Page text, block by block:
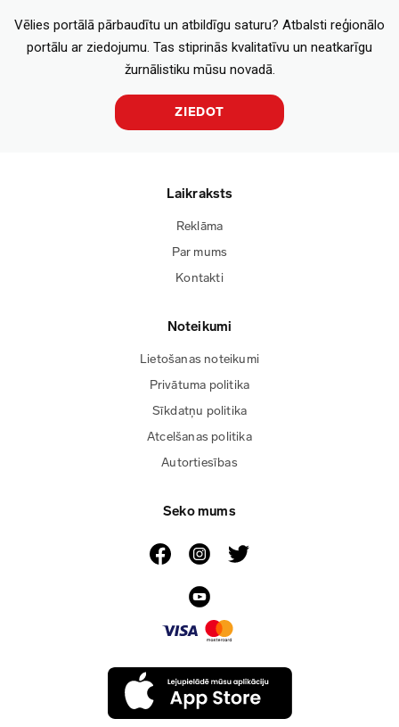
Vēlies portālā pārbaudītu un atbildīgu saturu? Atbalsti reģionālo
portālu ar ziedojumu. Tas stiprinās kvalitatīvu un neatkarīgu
žurnālistiku mūsu novadā.
ZIEDOT
Laikraksts
Reklāma
Par mums
Kontakti
Noteikumi
Lietošanas noteikumi
Privātuma politika
Sīkdatņu politika
Atcelšanas politika
Autortiesības
Seko mums